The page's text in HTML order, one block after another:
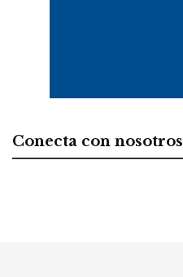
Conecta con nosotros